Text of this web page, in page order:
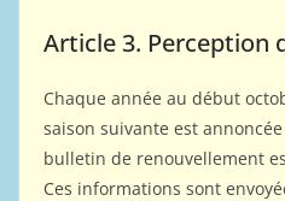
Article 3. Perception
Chaque année au début
saison suivante est
bulletin de renouvellement
Ces informations sont